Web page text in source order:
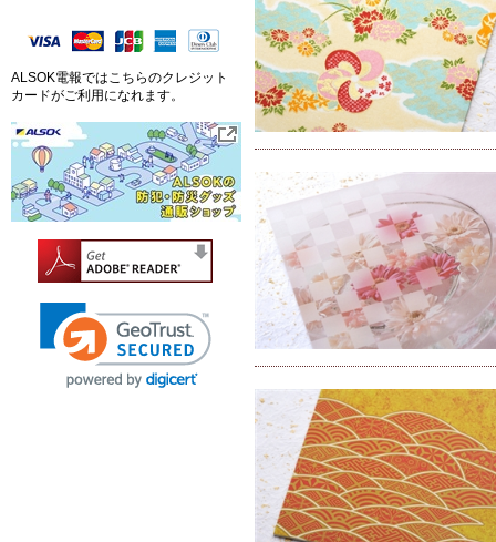
ALSOK電報ではこちらのクレジット
カードがご利用になれます。